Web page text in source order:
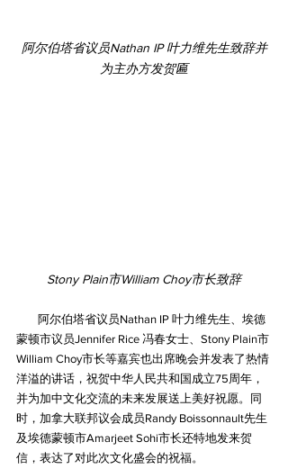
阿尔伯塔省议员Nathan IP 叶力维先生致辞并
为主办方发贺匾
Stony Plain市William Choy市长致辞
蒙顿市议员Jennifer Rice 冯春女士、Stony Plain市
William Choy市长等嘉宾也出席晚会并发表了热情
洋溢的讲话，祝贺中华人民共和国成立75周年，
并为加中文化交流的未来发展送上美好祝愿。同
时，加拿大联邦议会成员Randy Boissonnault先生
及埃德蒙顿市Amarjeet Sohi市长还特地发来贺
信，表达了对此次文化盛会的祝福。